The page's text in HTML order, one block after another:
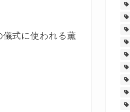
式に使われる薫